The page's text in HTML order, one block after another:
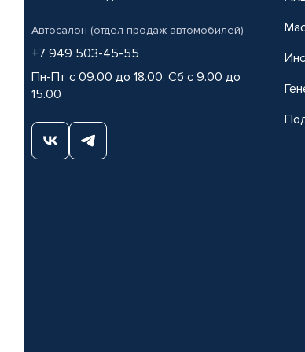
Автосалон (отдел продаж автомобилей)
+7 949 503-45-55
Пн-Пт с 09.00 до 18.00, Сб с 9.00 до
15.00